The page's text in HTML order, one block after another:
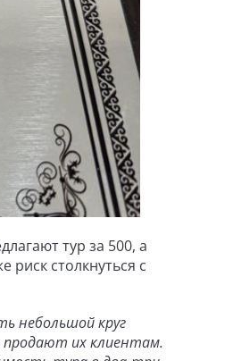
тур за 500, а
риск столкнуться с
небольшой круг
их клиентам.